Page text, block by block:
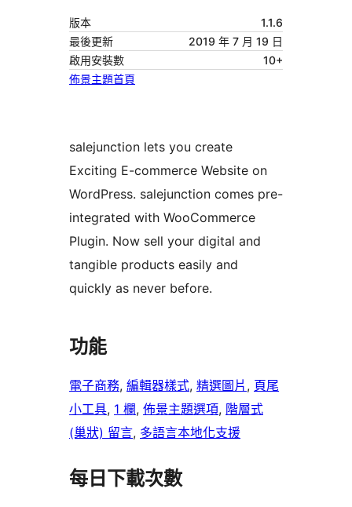
版本
1.1.6
最後更新
2019 年 7 月 19 日
啟用安裝數
10+
佈景主題首頁
salejunction lets you create
Exciting E-commerce Website on
WordPress. salejunction comes pre-
integrated with WooCommerce
Plugin. Now sell your digital and
tangible products easily and
quickly as never before.
功能
電子商務, 編輯器樣式, 精選圖片 , 頁尾
小工具, 1 欄, 佈景主題選項, 階層式
(巢狀) 留言, 多語言本地化支援
每日下載次數